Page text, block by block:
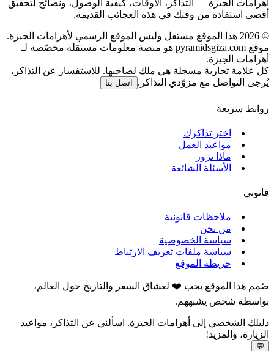
أهرامات الجيزة — التذاكر، الأوقات، كيفية الوصول، ونصائح لتحقيق
أقصى استفادة من وقتك في هذه العجائب القديمة.
©
2026 هذا الموقع مستقل وليس الموقع الرسمي لأهرامات الجيزة.
موقع pyramidsgiza.com هو منصة معلومات مستقلة مخصّصة لـ
أهرامات الجيزة.
كل علامة تجارية مسجلة هي ملك لصاحبها. للاستفسار عن التذاكر،
يُرجى التواصل مع مزوّدي التذاكر.
اتصل بنا
روابط سريعة
اختر تذاكرك
مواعيد العمل
ماذا تزور
الأسئلة الشائعة
قانوني
ملاحظات قانونية
من نحن
سياسة الخصوصية
سياسة ملفات تعريف الارتباط
خريطة الموقع
صُمم هذا الموقع بحب ❤️ لعشاق السفر والتاريخ حول العالم،
بواسطة شخص يشبههم.
دليلك الشخصي إلى أهرامات الجيزة. اسألني عن التذاكر، مواعيد
الزيارة، والمزيد!
💬